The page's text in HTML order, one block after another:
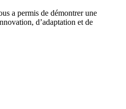
a permis de démontrer une
d’adaptation et de